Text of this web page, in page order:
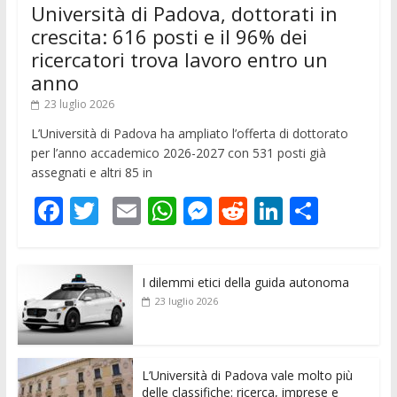
Università di Padova, dottorati in
crescita: 616 posti e il 96% dei
ricercatori trova lavoro entro un
anno
23 luglio 2026
L’Università di Padova ha ampliato l’offerta di dottorato
per l’anno accademico 2026-2027 con 531 posti già
assegnati e altri 85 in
F
e
b
o
o
k
T
itt
er
E
ai
l
W
s
p
M
ss
e
er
R
di
Li
e
C
di
I dilemmi etici della guida autonoma
23 luglio 2026
L’Università di Padova vale molto più
delle classifiche: ricerca, imprese e